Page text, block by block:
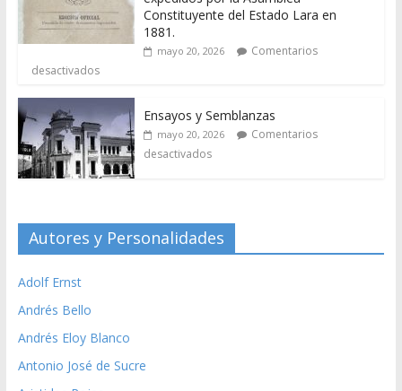
Constituyente del Estado Lara en
1881.
mayo 20, 2026
Comentarios
desactivados
Ensayos y Semblanzas
mayo 20, 2026
Comentarios
desactivados
Autores y Personalidades
Adolf Ernst
Andrés Bello
Andrés Eloy Blanco
Antonio José de Sucre